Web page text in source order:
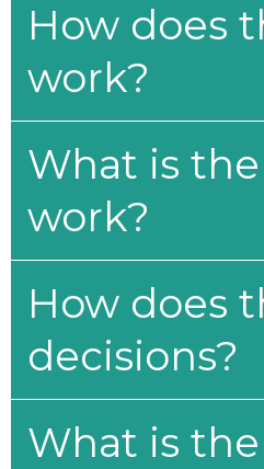
How does
work?
What is
work?
How does
decisions?
What is